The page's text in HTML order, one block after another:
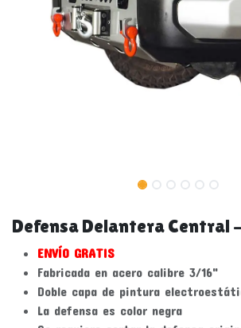
Defensa Delantera Central
ENVÍO GRATIS
Fabricada en acero calibre 3/16"
Doble capa de pintura
La defensa es color negra